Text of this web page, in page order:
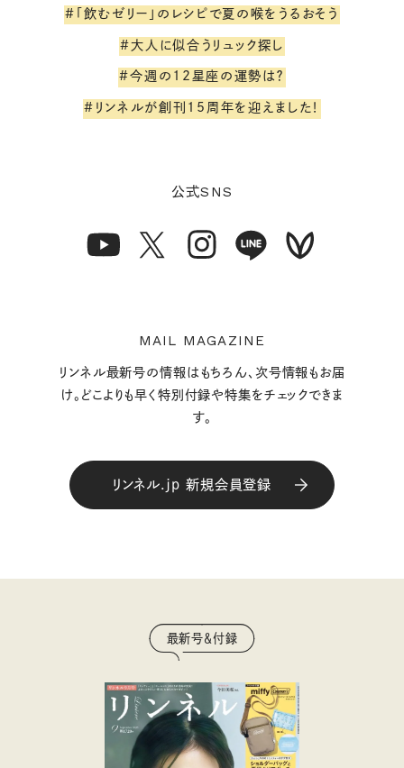
#「飲むゼリー」のレシピで夏の喉をうるおそう
#大人に似合うリュック探し
#今週の12星座の運勢は？
#リンネルが創刊15周年を迎えました！
公式SNS
MAIL MAGAZINE
リンネル最新号の情報はもちろん、次号情報もお届
け。どこよりも早く特別付録や特集をチェックできま
す。
リンネル.jp 新規会員登録
最新号＆付録